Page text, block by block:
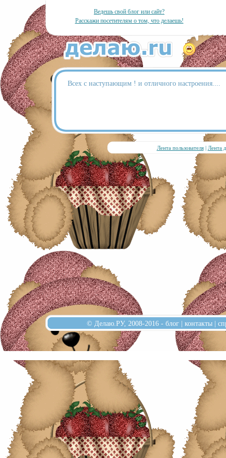
Ведешь свой блог или сайт?
Расскажи посетителям о том, что делаешь!
Всех с наступающим ! и отличного настроения....
Лента пользователя| Лента
© Делаю.РУ, 2008-2016 - блог | контакты |